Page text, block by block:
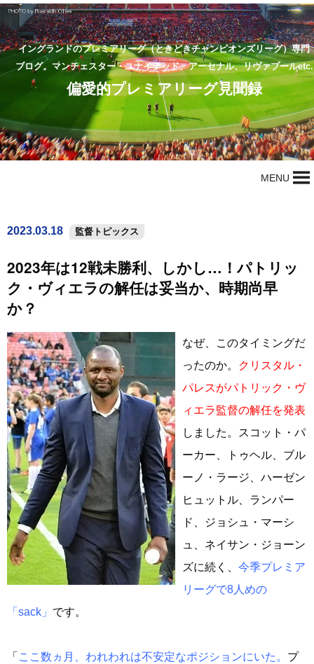
イングランドのプレミアリーグ（ときどきチャンピオンズリーグ）専門
ブログ。マンチェスター・ユナイテッド、アーセナル、リヴァプールetc.
偏愛的プレミアリーグ見聞録
MENU
2023.03.18 監督トピックス
2023年は12戦未勝利、しかし…！パトリッ
ク・ヴィエラの解任は妥当か、時期尚早
か？
なぜ、このタイミングだ
ったのか。
クリスタル・
パレスがパトリック・ヴ
ィエラ監督の解任を発表
しました。スコット・パ
ーカー、トゥヘル、ブル
ーノ・ラージ、ハーゼン
ヒュットル、ランパー
ド、ジョシュ・マーシ
ュ、ネイサン・ジョーン
ズに続く、 今季プレミア
リーグで8人めの
「sack」 です。
「 ここ数ヵ月、われわれは不安定なポジションにいた。 プ